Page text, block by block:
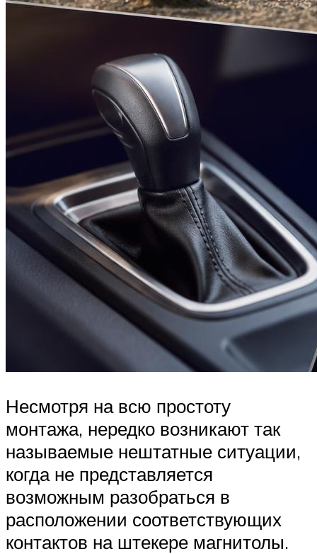
Несмотря на всю простоту
монтажа, нередко возникают так
называемые нештатные ситуации,
когда не представляется
возможным разобраться в
расположении соответствующих
контактов на штекере магнитолы.